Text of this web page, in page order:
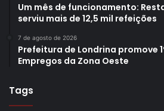
Um mês de funcionamento:
serviu mais de 12,5 mil refeições
7 de agosto de 2026
Prefeitura de Londrina promove
Empregos da Zona Oeste
Tags